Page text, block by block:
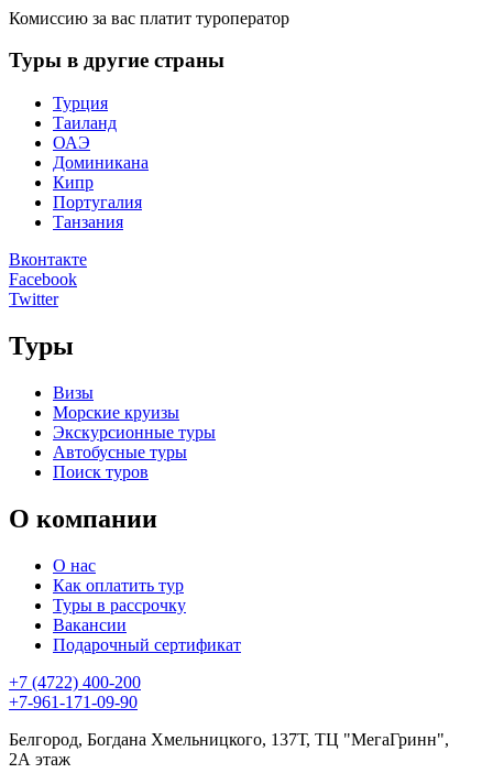
Комиссию за вас платит туроператор
Туры в другие страны
Турция
Таиланд
ОАЭ
Доминикана
Кипр
Португалия
Танзания
Вконтакте
Facebook
Twitter
Туры
Визы
Морские круизы
Экскурсионные туры
Автобусные туры
Поиск туров
О компании
О нас
Как оплатить тур
Туры в рассрочку
Вакансии
Подарочный сертификат
+7 (4722) 400-200
+7-961-171-09-90
Белгород, Богдана Хмельницкого, 137Т, ТЦ "МегаГринн",
2А этаж